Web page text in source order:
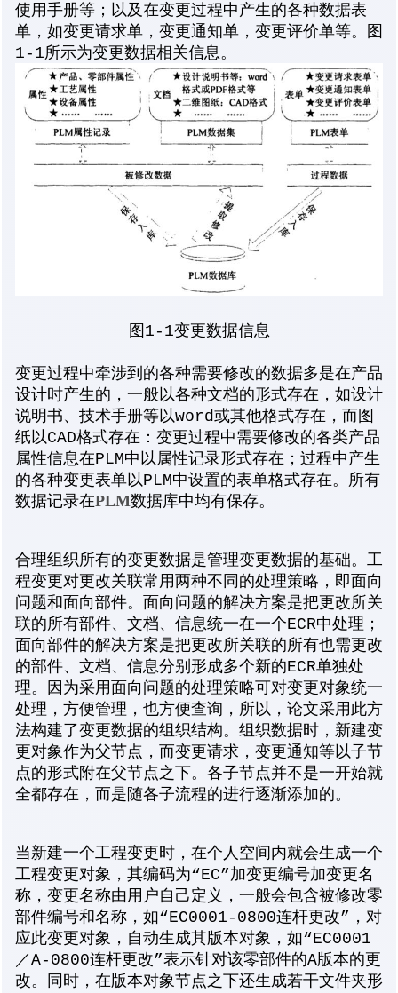
使用手册等；以及在变更过程中产生的各种数据表
单，如变更请求单，变更通知单，变更评价单等。图
1-1所示为变更数据相关信息。
图1-1变更数据信息
变更过程中牵涉到的各种需要修改的数据多是在产品
设计时产生的，一般以各种文档的形式存在，如设计
说明书、技术手册等以word或其他格式存在，而图
纸以CAD格式存在：变更过程中需要修改的各类产品
属性信息在PLM中以属性记录形式存在；过程中产生
的各种变更表单以PLM中设置的表单格式存在。所有
数据记录在PLM数据库中均有保存。
合理组织所有的变更数据是管理变更数据的基础。工
程变更对更改关联常用两种不同的处理策略，即面向
问题和面向部件。面向问题的解决方案是把更改所关
联的所有部件、文档、信息统一在一个ECR中处理；
面向部件的解决方案是把更改所关联的所有也需更改
的部件、文档、信息分别形成多个新的ECR单独处
理。因为采用面向问题的处理策略可对变更对象统一
处理，方便管理，也方便查询，所以，论文采用此方
法构建了变更数据的组织结构。组织数据时，新建变
更对象作为父节点，而变更请求，变更通知等以子节
点的形式附在父节点之下。各子节点并不是一开始就
全都存在，而是随各子流程的进行逐渐添加的。
当新建一个工程变更时，在个人空间内就会生成一个
工程变更对象，其编码为“EC”加变更编号加变更名
称，变更名称由用户自己定义，一般会包含被修改零
部件编号和名称，如“EC0001-0800连杆更改”，对
应此变更对象，自动生成其版本对象，如“EC0001
／A-0800连杆更改”表示针对该零部件的A版本的更
改。同时，在版本对象节点之下还生成若干文件夹形